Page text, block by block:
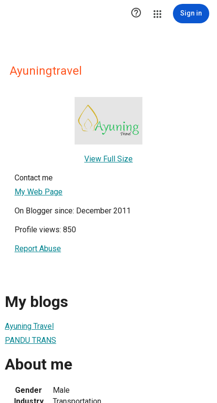
 Sign in
Ayuningtravel
View Full Size
Contact me
My Web Page
On Blogger since: December 2011
Profile views: 850
Report Abuse
My blogs
Ayuning Travel
PANDU TRANS
About me
Gender
Male